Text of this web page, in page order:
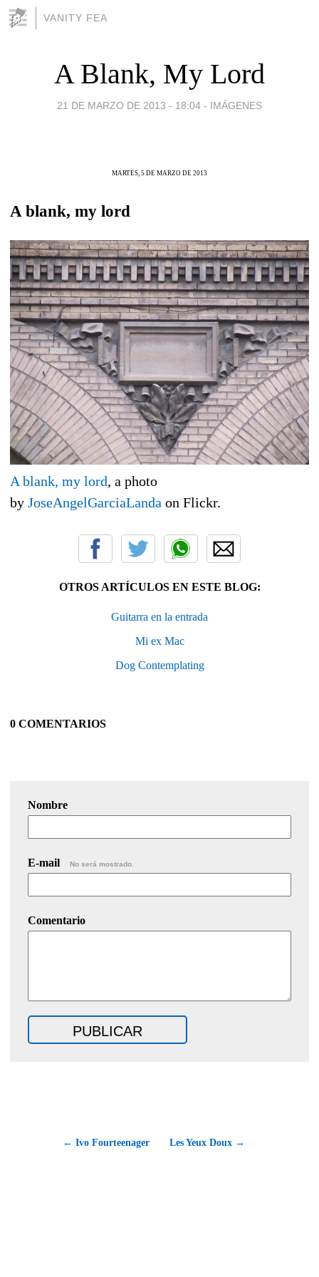
VANITY FEA
A Blank, My Lord
21 DE MARZO DE 2013 - 18:04 - IMÁGENES
MARTES, 5 DE MARZO DE 2013
A blank, my lord
A blank, my lord, a photo
by JoseAngelGarciaLanda on Flickr.
OTROS ARTÍCULOS EN ESTE BLOG:
Guitarra en la entrada
Mi ex Mac
Dog Contemplating
0 COMENTARIOS
Nombre
E-mail No será mostrado.
Comentario
← Ivo Fourteenager Les Yeux Doux →